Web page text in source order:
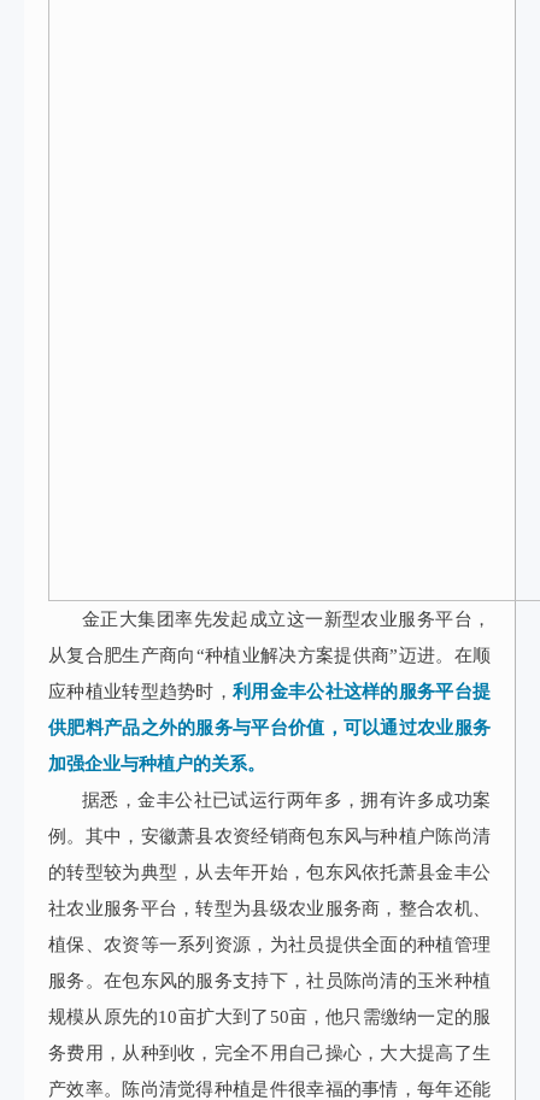
金正大集团率先发起成立这一新型农业服务平台，
从复合肥生产商向“种植业解决方案提供商”迈进。在顺
应种植业转型趋势时，利用金丰公社这样的服务平台提
供肥料产品之外的服务与平台价值，可以通过农业服务
加强企业与种植户的关系。
据悉，金丰公社已试运行两年多，拥有许多成功案
例。其中，安徽萧县农资经销商包东风与种植户陈尚清
的转型较为典型，从去年开始，包东风依托萧县金丰公
社农业服务平台，转型为县级农业服务商，整合农机、
植保、农资等一系列资源，为社员提供全面的种植管理
服务。在包东风的服务支持下，社员陈尚清的玉米种植
规模从原先的10亩扩大到了50亩，他只需缴纳一定的服
务费用，从种到收，完全不用自己操心，大大提高了生
产效率。陈尚清觉得种植是件很幸福的事情，每年还能